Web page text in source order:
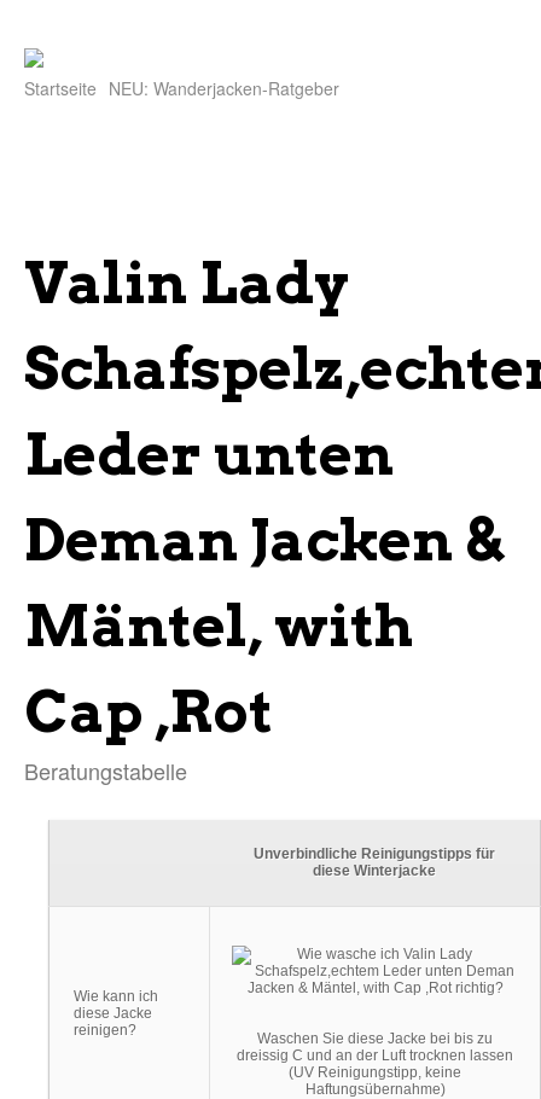
Startseite NEU: Wanderjacken-Ratgeber
Valin Lady
Leder unten
Deman Jacken &
Mäntel, with
Cap ,Rot
Beratungstabelle
Unverbindliche Reinigungstipps für
diese Winterjacke
Wie kann ich
diese Jacke
reinigen?
Waschen Sie diese Jacke bei bis zu
dreissig C und an der Luft trocknen lassen
(UV Reinigungstipp, keine
Haftungsübernahme)